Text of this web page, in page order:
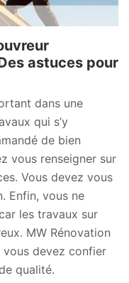
astuces pour
dans une
qui s’y
de bien
vous renseigner sur
Vous devez vous
Enfin, vous ne
les travaux sur
MW Rénovation
devez confier
qualité.